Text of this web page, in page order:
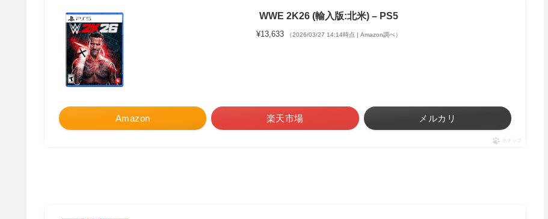
WWE 2K26 (輸入版:北米) – PS5
¥13,633 （2026/03/27 14:14時点 | Amazon調べ）
Amazon 楽天市場 メルカリ
ポチップ